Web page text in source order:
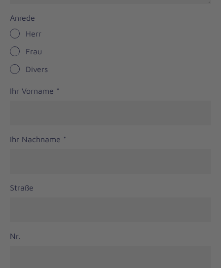
Anrede
Herr
Frau
Divers
Ihr Vorname *
Ihr Nachname *
Straße
Nr.